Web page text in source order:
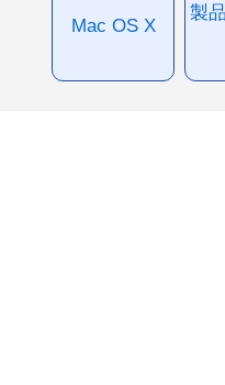
Mac OS X
製